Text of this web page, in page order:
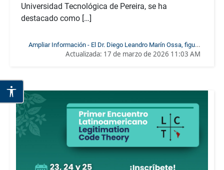
Universidad Tecnológica de Pereira, se ha
destacado como […]
Ampliar Información - El Dr. Diego Leandro Marín Ossa, figura
clave en la reflexión sobre el «Tecnocapitalismo» y la
Actualizada: 17 de marzo de 2026 11:03 AM